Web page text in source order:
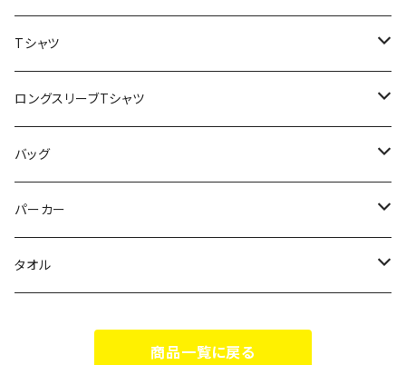
Tシャツ
スポポポポニー
花いろは
Milky✳︎Sphene
シークレットシャノワール
ロングスリーブTシャツ
HIGH HIGH BEAM
Milky✳︎Sphene
バッグ
サコッシュ
パーカー
スポポポポニー
タオル
商品一覧に戻る